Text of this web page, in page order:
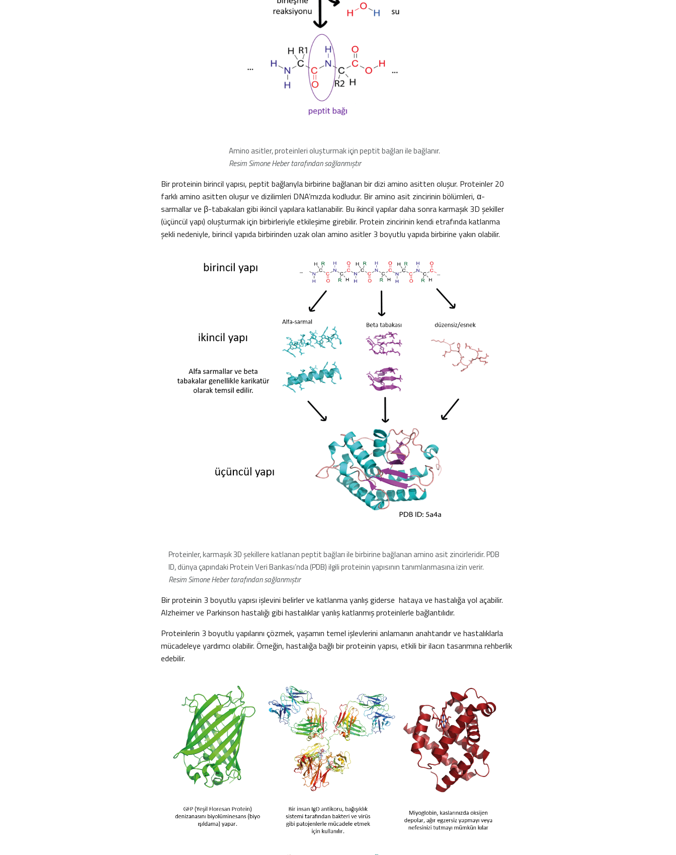
Amino asitler, proteinleri oluşturmak için peptit bağları ile bağlanır.
Resim Simone Heber tarafından sağlanmıştır
Bir proteinin birincil yapısı, peptit bağlarıyla birbirine bağlanan bir dizi amino asitten oluşur. Proteinler 20
farklı amino asitten oluşur ve dizilimleri DNA’mızda kodludur. Bir amino asit zincirinin bölümleri, α-
sarmallar ve β-tabakaları gibi ikincil yapılara katlanabilir. Bu ikincil yapılar daha sonra karmaşık 3D şekiller
(üçüncül yapı) oluşturmak için birbirleriyle etkileşime girebilir. Protein zincirinin kendi etrafında katlanma
şekli nedeniyle, birincil yapıda birbirinden uzak olan amino asitler 3 boyutlu yapıda birbirine yakın olabilir.
Proteinler, karmaşık 3D şekillere katlanan peptit bağları ile birbirine bağlanan amino asit zincirleridir. PDB
ID, dünya çapındaki Protein Veri Bankası’nda (PDB) ilgili proteinin yapısının tanımlanmasına izin verir.
Resim Simone Heber tarafından sağlanmıştır
Bir proteinin 3 boyutlu yapısı işlevini belirler ve katlanma yanlış giderse hataya ve hastalığa yol açabilir.
Alzheimer ve Parkinson hastalığı gibi hastalıklar yanlış katlanmış proteinlerle bağlantılıdır.
Proteinlerin 3 boyutlu yapılarını çözmek, yaşamın temel işlevlerini anlamanın anahtarıdır ve hastalıklarla
mücadeleye yardımcı olabilir. Örneğin, hastalığa bağlı bir proteinin yapısı, etkili bir ilacın tasarımına rehberlik
edebilir.